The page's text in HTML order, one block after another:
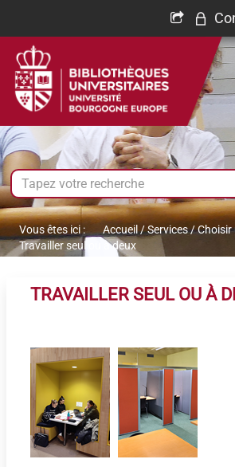
Vous êtes ici :
Accueil /Services/Choisir
Travailler seul ou à deux
TRAVAILLER SEUL OU À